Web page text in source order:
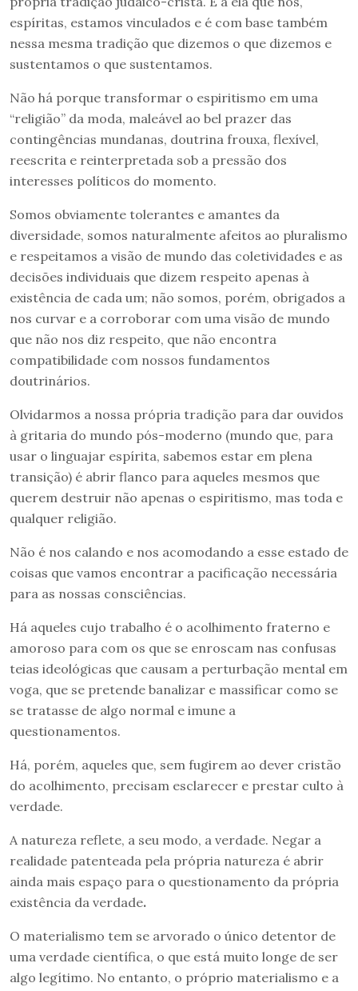
espíritas, estamos vinculados e é com base também
nessa mesma tradição que dizemos o que dizemos e
sustentamos o que sustentamos.
Não há porque transformar o espiritismo em uma
“religião” da moda, maleável ao bel prazer das
contingências mundanas, doutrina frouxa, flexível,
reescrita e reinterpretada sob a pressão dos
interesses políticos do momento.
Somos obviamente tolerantes e amantes da
diversidade, somos naturalmente afeitos ao pluralismo
e respeitamos a visão de mundo das coletividades e as
decisões individuais que dizem respeito apenas à
existência de cada um; não somos, porém, obrigados a
nos curvar e a corroborar com uma visão de mundo
que não nos diz respeito, que não encontra
compatibilidade com nossos fundamentos
doutrinários.
Olvidarmos a nossa própria tradição para dar ouvidos
à gritaria do mundo pós-moderno (mundo que, para
usar o linguajar espírita, sabemos estar em plena
transição) é abrir flanco para aqueles mesmos que
querem destruir não apenas o espiritismo, mas toda e
qualquer religião.
Não é nos calando e nos acomodando a esse estado de
coisas que vamos encontrar a pacificação necessária
para as nossas consciências.
Há aqueles cujo trabalho é o acolhimento fraterno e
amoroso para com os que se enroscam nas confusas
teias ideológicas que causam a perturbação mental em
voga, que se pretende banalizar e massificar como se
se tratasse de algo normal e imune a
questionamentos.
Há, porém, aqueles que, sem fugirem ao dever cristão
do acolhimento, precisam esclarecer e prestar culto à
verdade.
A natureza reflete, a seu modo, a verdade. Negar a
realidade patenteada pela própria natureza é abrir
ainda mais espaço para o questionamento da própria
existência da verdade.
O materialismo tem se arvorado o único detentor de
uma verdade científica, o que está muito longe de ser
algo legítimo. No entanto, o próprio materialismo e a